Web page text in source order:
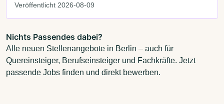
Veröffentlicht 2026-08-09
Nichts Passendes dabei?
Alle neuen Stellenangebote in Berlin – auch für
Quereinsteiger, Berufseinsteiger und Fachkräfte. Jetzt
passende Jobs finden und direkt bewerben.